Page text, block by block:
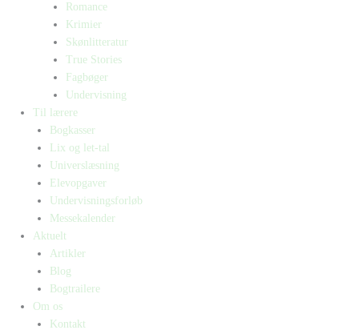
Romance
Krimier
Skønlitteratur
True Stories
Fagbøger
Undervisning
Til lærere
Bogkasser
Lix og let-tal
Universlæsning
Elevopgaver
Undervisningsforløb
Messekalender
Aktuelt
Artikler
Blog
Bogtrailere
Om os
Kontakt